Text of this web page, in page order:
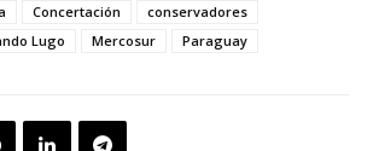
Concertación
conservadores
Lugo Mercosur Paraguay